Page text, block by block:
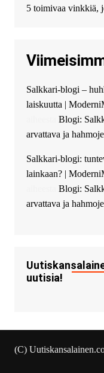
документов? Тогда
guest_4889 :Cmon
The Admin: High
successfully
Ajax Chat.
5 toimivaa vinkkiä,
Salkkari-blogi –
laiskuutta |
Blogi:
arvattava ja
Salkkari-blogi:
lainkaan? |
Blogi:
arvattava ja
uutisia!
(C)